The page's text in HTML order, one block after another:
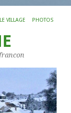
LE VILLAGE PHOTOS